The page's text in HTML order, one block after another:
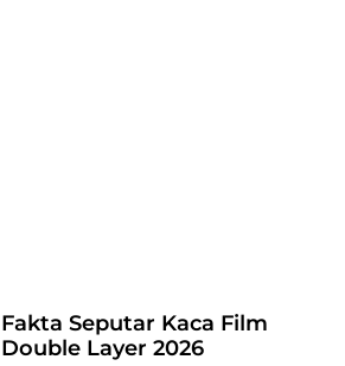
Fakta Seputar Kaca Film
Double Layer 2026